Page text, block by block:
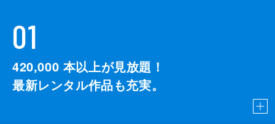
01
420,000 本以上が見放題！
最新レンタル作品も充実。